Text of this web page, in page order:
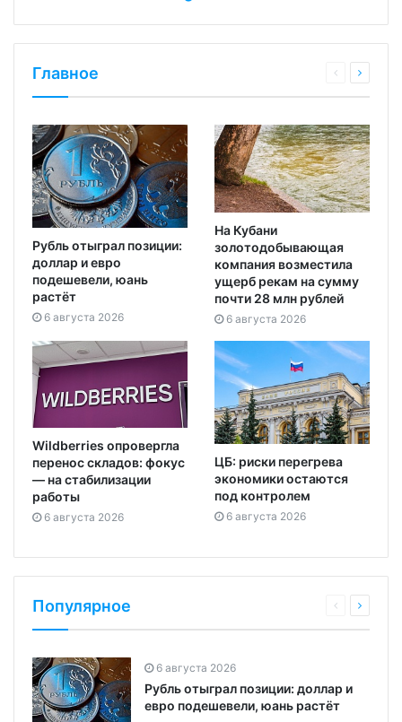
Главное
Рубль отыграл позиции:
доллар и евро
подешевели, юань
растёт
6 августа 2026
На Кубани
золотодобывающая
компания возместила
ущерб рекам на сумму
почти 28 млн рублей
6 августа 2026
Wildberries опровергла
перенос складов: фокус
— на стабилизации
работы
6 августа 2026
ЦБ: риски перегрева
экономики остаются
под контролем
6 августа 2026
Популярное
6 августа 2026
Рубль отыграл позиции: доллар и
евро подешевели, юань растёт